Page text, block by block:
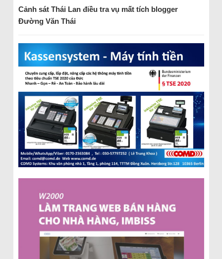
Cảnh sát Thái Lan điều tra vụ mất tích blogger
Đường Văn Thái